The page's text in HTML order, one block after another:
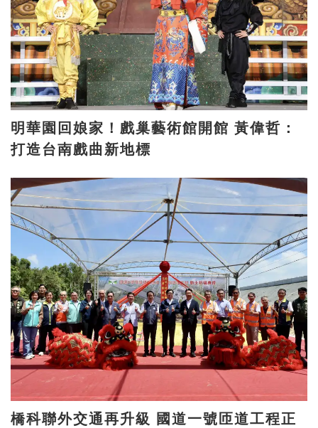
明華園回娘家！戲巢藝術館開館 黃偉哲：
打造台南戲曲新地標
橋科聯外交通再升級 國道一號匝道工程正